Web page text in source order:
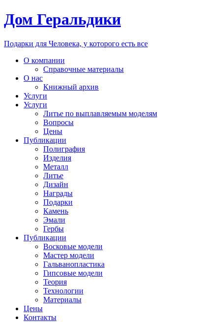
Дом Геральдики
Подарки для Человека, у которого есть все
О компании
Справочные материалы
О нас
Книжный архив
Услуги
Услуги
Литье по выплавляемым моделям
Вопросы
Цены
Публикации
Полиграфия
Изделия
Металл
Литье
Дизайн
Награды
Подарки
Камень
Эмали
Гербы
Публикации
Восковые модели
Мастер модели
Гальванопластика
Гипсовые модели
Теория
Технологии
Материалы
Цены
Контакты